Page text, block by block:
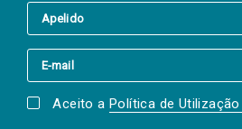
Aceito a Política de